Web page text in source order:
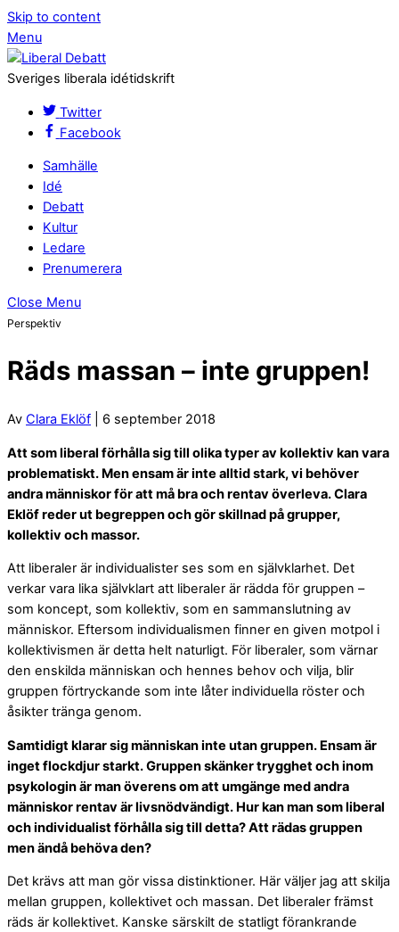
Skip to content
Menu
Sveriges liberala idétidskrift
Twitter
Facebook
Samhälle
Idé
Debatt
Kultur
Ledare
Prenumerera
Close Menu
Perspektiv
Räds massan – inte gruppen!
Av Clara Eklöf | 6 september 2018
Att som liberal förhålla sig till olika typer av kollektiv kan vara
problematiskt. Men ensam är inte alltid stark, vi behöver
andra människor för att må bra och rentav överleva. Clara
Eklöf reder ut begreppen och gör skillnad på grupper,
kollektiv och massor.
Att liberaler är individualister ses som en självklarhet. Det
verkar vara lika självklart att liberaler är rädda för gruppen –
som koncept, som kollektiv, som en sammanslutning av
människor. Eftersom individualismen finner en given motpol i
kollektivismen är detta helt naturligt. För liberaler, som värnar
den enskilda människan och hennes behov och vilja, blir
gruppen förtryckande som inte låter individuella röster och
åsikter tränga genom.
Samtidigt klarar sig människan inte utan gruppen. Ensam är
inget flockdjur starkt. Gruppen skänker trygghet och inom
psykologin är man överens om att umgänge med andra
människor rentav är livsnödvändigt. Hur kan man som liberal
och individualist förhålla sig till detta? Att rädas gruppen
men ändå behöva den?
Det krävs att man gör vissa distinktioner. Här väljer jag att skilja
mellan gruppen, kollektivet och massan. Det liberaler främst
räds är kollektivet. Kanske särskilt de statligt förankrande